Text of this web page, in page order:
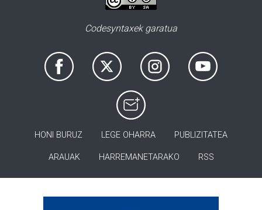
Codesyntaxek garatua
HONI BURUZ LEGE OHARRA PUBLIZITATEA
ARAUAK HARREMANETARAKO RSS